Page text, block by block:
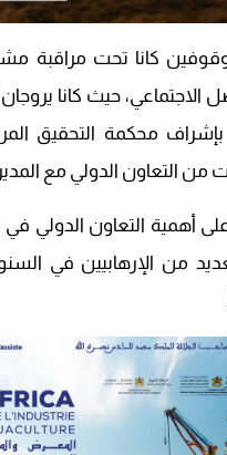
كانا تحت مراقبة
الاجتماعي، حيث كانا
محكمة التحقيق
التعاون الدولي مع
أهمية التعاون الدولي
من الإرهابيين في